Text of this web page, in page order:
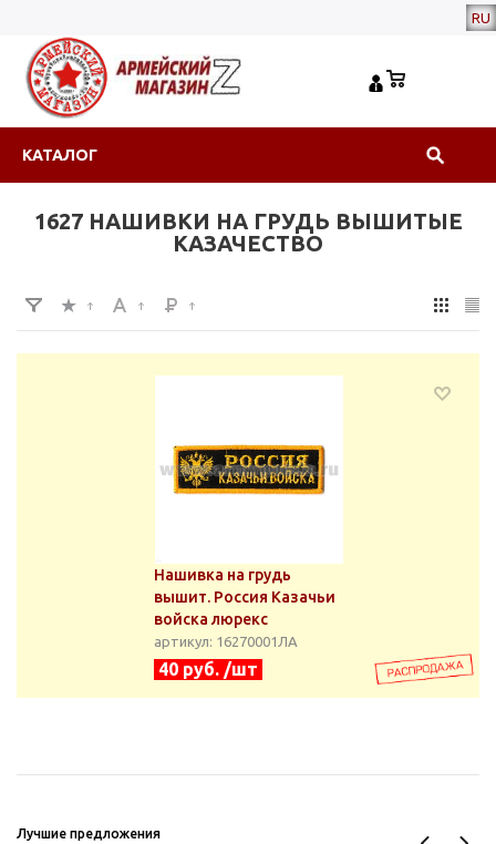
RU
КАТАЛОГ
1627 НАШИВКИ НА ГРУДЬ ВЫШИТЫЕ
КАЗАЧЕСТВО
Нашивка на грудь
вышит. Россия Казачьи
войска люрекс
артикул: 16270001ЛА
40 руб. /шт
Лучшие предложения